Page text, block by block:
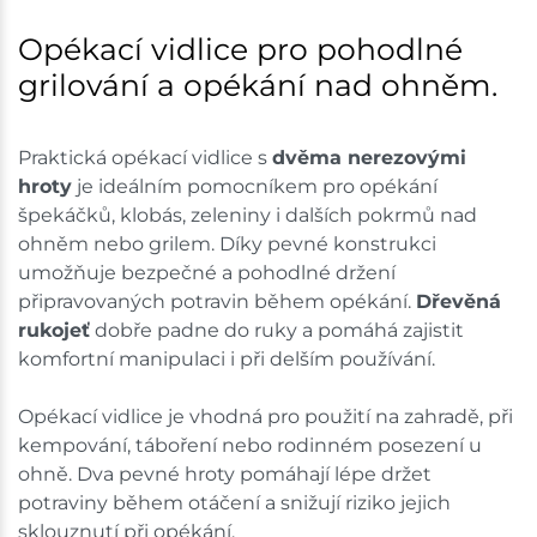
Ceny na prodejnách se mohou lišit od cen na e-
shopu.
Opékací vidlice pro pohodlné
grilování a opékání nad ohněm.
Praktická opékací vidlice s dvěma nerezovými
hroty je ideálním pomocníkem pro opékání
špekáčků, klobás, zeleniny i dalších pokrmů nad
ohněm nebo grilem. Díky pevné konstrukci
umožňuje bezpečné a pohodlné držení
připravovaných potravin během opékání. Dřevěná
rukojeť dobře padne do ruky a pomáhá zajistit
komfortní manipulaci i při delším používání.
Opékací vidlice je vhodná pro použití na zahradě, při
kempování, táboření nebo rodinném posezení u
ohně. Dva pevné hroty pomáhají lépe držet
potraviny během otáčení a snižují riziko jejich
sklouznutí při opékání.